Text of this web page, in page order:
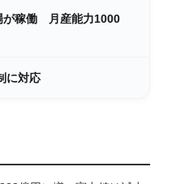
稼働 月産能力1000
に対応